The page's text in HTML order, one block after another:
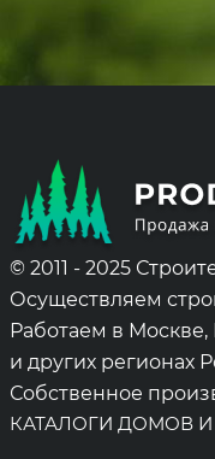
© 2011 - 2025
Осуществляем
Работаем в Москве,
и других регионах
Собственное
КАТАЛОГИ ДОМОВ